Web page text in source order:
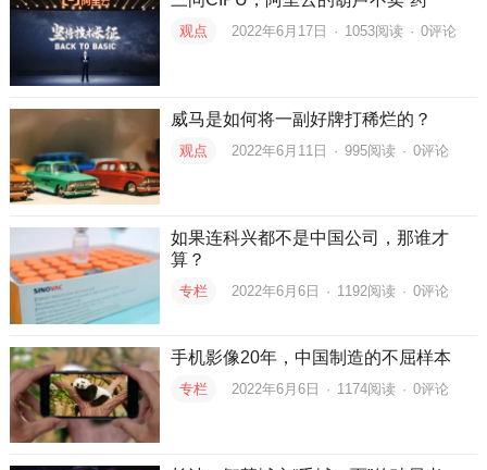
观点 2022年6月17日 · 1053阅读 · 0评论
威马是如何将一副好牌打稀烂的？
观点 2022年6月11日 · 995阅读 · 0评论
如果连科兴都不是中国公司，那谁才
算？
专栏 2022年6月6日 · 1192阅读 · 0评论
手机影像20年，中国制造的不屈样本
专栏 2022年6月6日 · 1174阅读 · 0评论